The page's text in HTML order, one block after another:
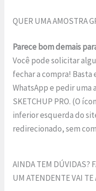
QUER UMA AMOSTRA
Parece bom demais
Você pode solicitar
fechar a compra!
WhatsApp e pedir uma
SKETCHUP PRO. (O
inferior esquerda do
redirecionado, sem
AINDA TEM DÚVIDAS?
UM ATENDENTE VAI TE